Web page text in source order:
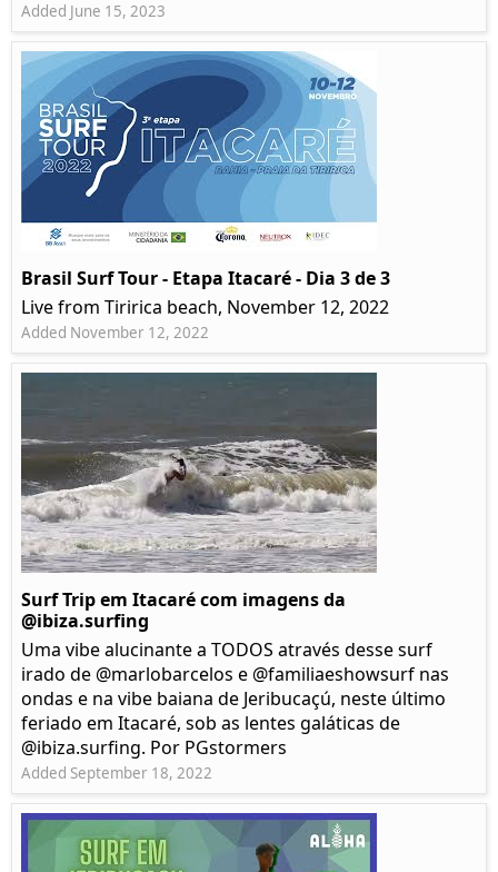
Added June 15, 2023
Brasil Surf Tour - Etapa Itacaré - Dia 3 de 3
Live from Tiririca beach, November 12, 2022
Added November 12, 2022
Surf Trip em Itacaré com imagens da
@ibiza.surfing
Uma vibe alucinante a TODOS através desse surf
irado de @marlobarcelos e @familiaeshowsurf nas
ondas e na vibe baiana de Jeribucaçú, neste último
feriado em Itacaré, sob as lentes galáticas de
@ibiza.surfing. Por PGstormers
Added September 18, 2022